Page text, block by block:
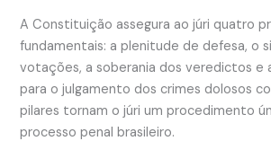
A Constituição assegura ao júri quatro
fundamentais: a plenitude de defesa, o
votações, a soberania dos veredictos e
para o julgamento dos crimes dolosos
pilares tornam o júri um procedimento
processo penal brasileiro.